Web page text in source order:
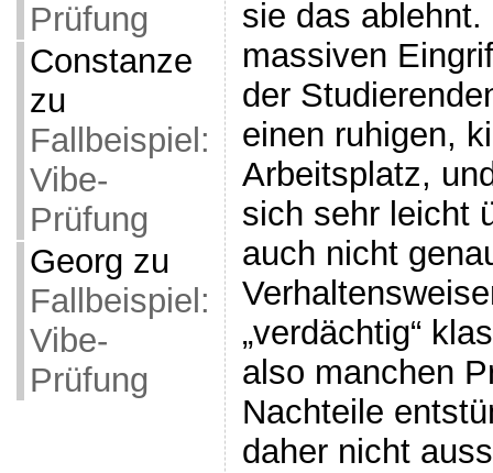
Prüfung
Constanze
zu
Fallbeispiel:
Vibe-
Prüfung
Georg zu
Fallbeispiel:
Vibe-
Prüfung
sie das
massiven
der
einen ruhigen,
Arbeitsplatz,
sich sehr leicht
auch nicht
„verdächtig“
also manchen
Nachteile
daher nicht